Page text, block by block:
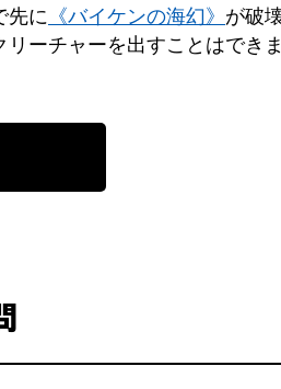
先に 《バイケンの海幻》 が破
ーチャーを出すことはできま